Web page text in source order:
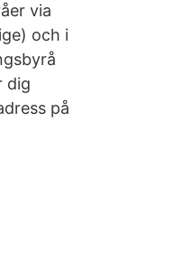
via
och i
dig
på